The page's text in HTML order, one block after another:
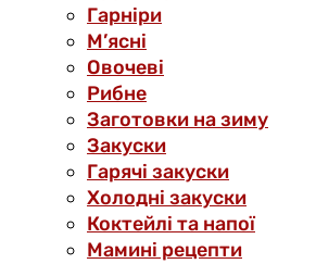
Гарніри
М’ясні
Овочеві
Рибне
Заготовки на зиму
Закуски
Гарячі закуски
Холодні закуски
Коктейлі та напої
Мамині рецепти